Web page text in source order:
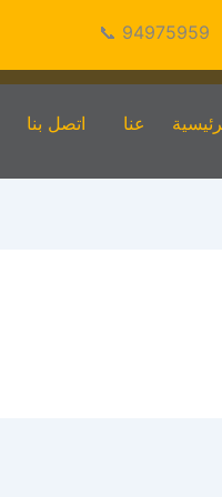
94975959 📞
عنا اتصل بنا